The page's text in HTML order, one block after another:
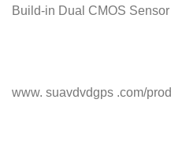
Build-in Dual CMOS Sensor
www. suavdvdgps .com/